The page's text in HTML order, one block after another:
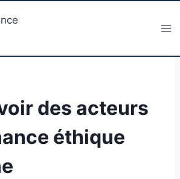
des acteurs
éthique